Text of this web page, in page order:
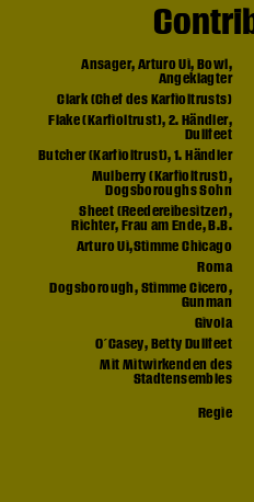
Ansager, Arturo Ui, Bowl,
Angeklagter
Clark (Chef des Karfioltrusts)
Flake (Karfioltrust), 2. Händler,
Dullfeet
Butcher (Karfioltrust), 1. Händler
Mulberry (Karfioltrust),
Dogsboroughs Sohn
Sheet (Reedereibesitzer),
Richter, Frau am Ende, B.B.
Arturo Ui,Stimme Chicago
Roma
Dogsborough, Stimme Cicero,
Gunman
Givola
O´Casey, Betty Dullfeet
Mit Mitwirkenden des
Stadtensembles
Regie